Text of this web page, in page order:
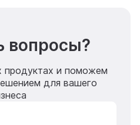
вопросы?
продуктах и поможем
для вашего